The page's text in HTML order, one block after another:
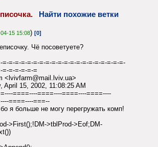
Найти похожие ветки
15 15:08) [0]
Чё посоветуете?
=-=-=-=-=-=-=-=-=-=-=-=-=-=-=-=-=-=-=-=-
=-=-=-=-=-=
<lvivfarm@mail.lviv.ua>
April 15, 2002, 11:08:25 AM
====----====----====----====----
====----===--
я больше не могу перегружать комп!
>First();!DM->tblProd->Eof;DM-